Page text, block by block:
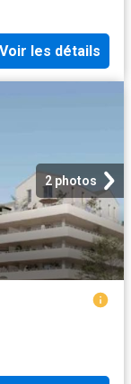
Voir les détails
2 photos